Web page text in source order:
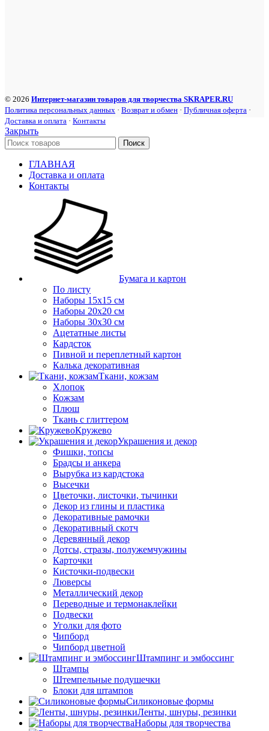
© 2026 Интернет-магазин товаров для творчества SKRAPER.RU
Политика персональных данных · Возврат и обмен · Публичная оферта ·
Доставка и оплата · Контакты
Закрыть
Поиск
ГЛАВНАЯ
Доставка и оплата
Контакты
Бумага и картон
По листу
Наборы 15х15 см
Наборы 20х20 см
Наборы 30х30 см
Ацетатные листы
Кардсток
Пивной и переплетный картон
Калька декоративная
Ткани, кожзам
Хлопок
Кожзам
Плюш
Ткань с глиттером
Кружево
Украшения и декор
Фишки, топсы
Брадсы и анкера
Вырубка из кардстока
Высечки
Цветочки, листочки, тычинки
Декор из глины и пластика
Декоративные рамочки
Декоративный скотч
Деревянный декор
Дотсы, стразы, полужемчужины
Карточки
Кисточки-подвески
Люверсы
Металлический декор
Переводные и термонаклейки
Подвески
Уголки для фото
Чипборд
Чипборд цветной
Штампинг и эмбоссинг
Штампы
Штемпельные подушечки
Блоки для штампов
Силиконовые формы
Ленты, шнуры, резинки
Наборы для творчества